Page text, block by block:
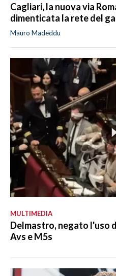
Cagliari, la nuova via
dimenticata la rete del
Mauro Madeddu
MULTIMEDIA
Delmastro, negato l'uso
Avs e M5s